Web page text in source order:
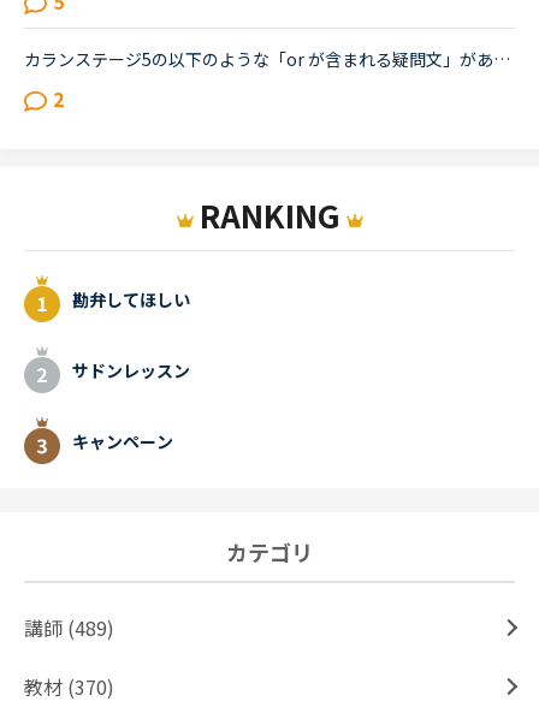
カランステージ5の以下のような「or が含まれる疑問文」があります。どういう場合にYes/Noがいるのかいらないのかをご存知の方がいらしたら教えてください。Do you think A or Bの場合は、Yes/No は不要と思った...
2
RANKING
勘弁してほしい
サドンレッスン
キャンペーン
カテゴリ
講師 (489)
教材 (370)